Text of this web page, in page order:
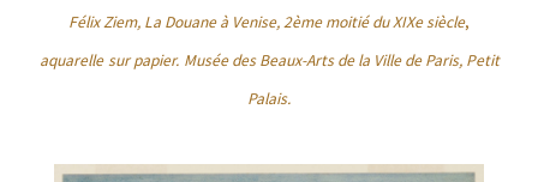
Félix Ziem, La Douane à Venise, 2ème moitié du XIXe siècle,
aquarelle sur papier. Musée des Beaux-Arts de la Ville de Paris, Petit
Palais.